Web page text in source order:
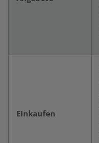
Einkaufen